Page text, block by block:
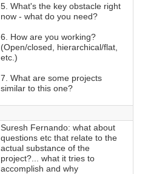
5. What's the key obstacle right
now - what do you need?
6. How are you working?
(Open/closed, hierarchical/flat,
etc.)
7. What are some projects
similar to this one?
Suresh Fernando: ‎what about
questions etc that relate to the
actual substance of the
project?... what it tries to
accomplish and why